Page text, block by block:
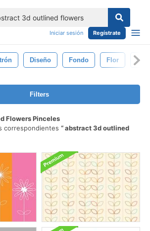
Iniciar sesión Regístrate
Diseño Fondo Flor
Filters
Flowers Pinceles
correspondientes
abstract 3d outlined